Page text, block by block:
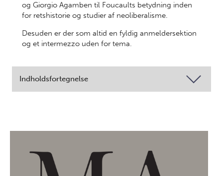
og Giorgio Agamben til Foucaults betydning inden
for retshistorie og studier af neoliberalisme.
Desuden er der som altid en fyldig anmeldersektion
og et intermezzo uden for tema.
Indholdsfortegnelse